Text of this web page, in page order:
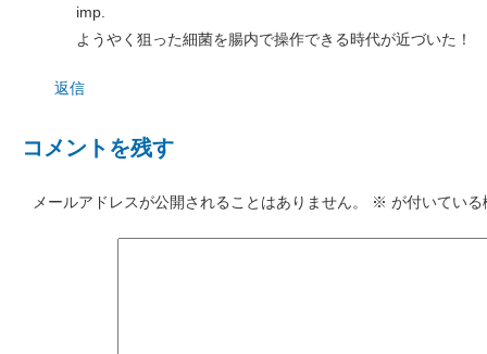
imp.
ようやく狙った細菌を腸内で操作できる時代が近づいた！
返信
コメントを残す
メールアドレスが公開されることはありません。 ※ が付いてい